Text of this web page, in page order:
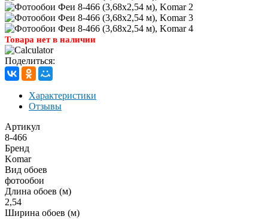
Товара нет в наличии
Поделиться:
Характеристики
Отзывы
Артикул
8-466
Бренд
Komar
Вид обоев
фотообои
Длина обоев (м)
2,54
Ширина обоев (м)